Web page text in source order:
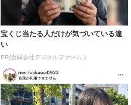
宝くじ当たる人だけが気づいている違
い
PR(合同会社デジタルファーム )